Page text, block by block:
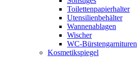
Toilettenpapierhalter
Utensilienbehälter
Wannenablagen
Wischer
WC-Bürstengarnituren
Kosmetikspiegel